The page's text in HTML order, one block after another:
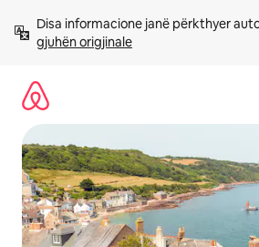
përmbajtja
Disa informacione janë përkthyer
gjuhën origjinale